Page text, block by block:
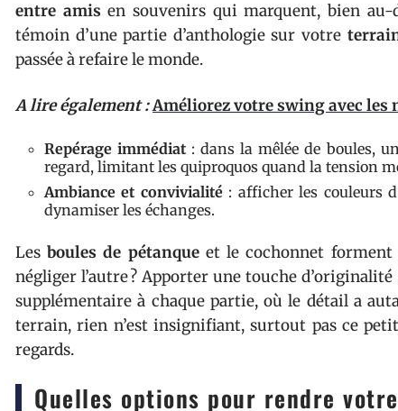
entre amis en souvenirs qui marquent, bien
témoin d’une partie d’anthologie sur votre
passée à refaire le monde.
A lire également :Améliorez votre swing avec les
Repérage immédiat : dans la mêlée de boules,
regard, limitant les quiproquos quand la tension
Ambiance et convivialité: afficher les couleurs
dynamiser les échanges.
Lesboules de pétanqueet le cochonnet forment
négliger l’autre ? Apporter une touche
supplémentaire à chaque partie, où le détail a
terrain, rien n’est insignifiant, surtout pas ce
regards.
Quelles options pour rendre